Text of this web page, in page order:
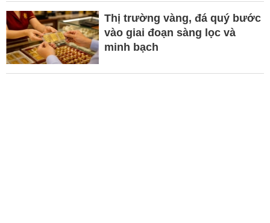
Thị trường vàng, đá quý bước
vào giai đoạn sàng lọc và
minh bạch